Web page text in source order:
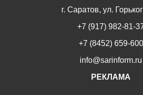
г. Саратов, ул.
+7 (917) 982-81-
+7 (8452) 659-600
info@sarinform.ru
РЕКЛАМА